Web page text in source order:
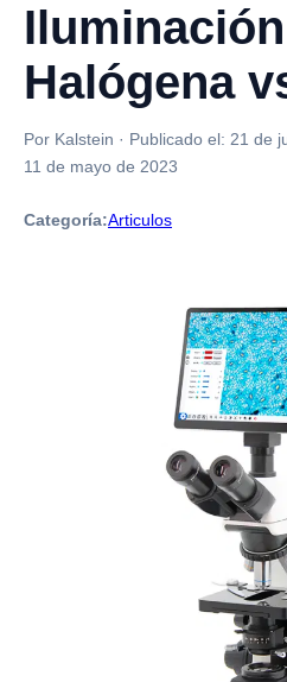
Iluminación
Halógena
Por Kalstein · Publicado el: 21 de
11 de mayo de 2023
Categoría:Articulos